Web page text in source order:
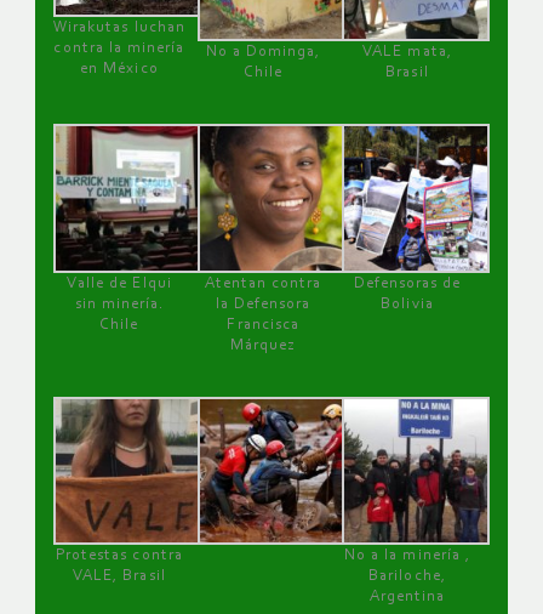
Wirakutas luchan
contra la minería
en México
No a Dominga,
Chile
VALE mata,
Brasil
Valle de Elqui
sin minería.
Chile
Atentan contra
la Defensora
Francisca
Márquez
Defensoras de
Bolivia
Protestas contra
VALE, Brasil
No a la minería ,
Bariloche,
Argentina